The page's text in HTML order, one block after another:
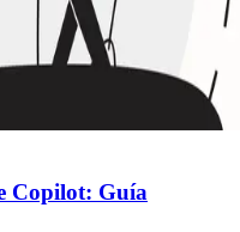
Copilot: Guía